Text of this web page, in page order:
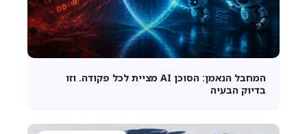
המחבל הנאמן: הסוכן AI מציית לכל פקודה. וזו
בדיוק הבעיה